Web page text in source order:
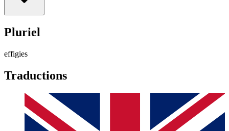
Pluriel
effigies
Traductions